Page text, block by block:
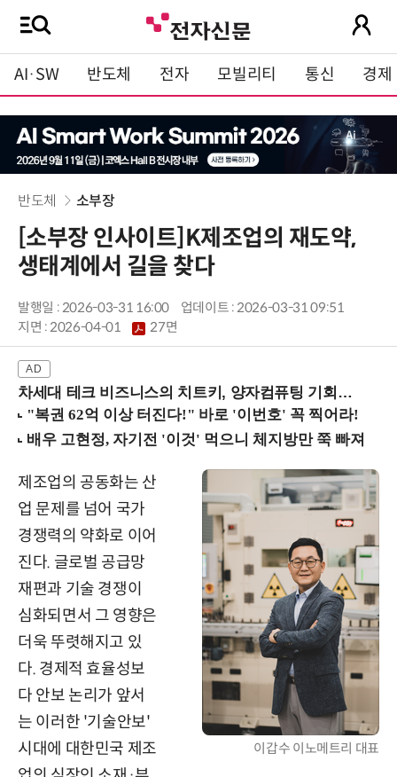
AI·SW 반도체 전자 모빌리티 통신 경제
반도체 소부장
[소부장 인사이트]K제조업의 재도약,
생태계에서 길을 찾다
발행일 : 2026-03-31 16:00
업데이트 : 2026-03-31 09:51
지면 :2026-04-01 27면
차세대 테크 비즈니스의 치트키, 양자컴퓨팅 기회를 선점하라! (8/28 강남역)
이갑수 이노메트리 대표
제조업의 공동화는 산
업 문제를 넘어 국가
경쟁력의 약화로 이어
진다. 글로벌 공급망
재편과 기술 경쟁이
심화되면서 그 영향은
더욱 뚜렷해지고 있
다. 경제적 효율성보
다 안보 논리가 앞서
는 이러한 '기술안보'
시대에 대한민국 제조